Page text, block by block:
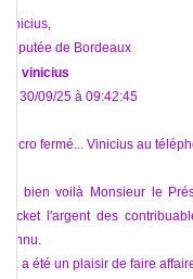
Vinicius,
Députée de Bordeaux
vinicius
Le 30/09/25 à 09:42:45
/micro fermé... Vinicius au
"Et bien voilà Monsieur le
pocket l'argent des
connu.
Ça a été un plaisir de faire